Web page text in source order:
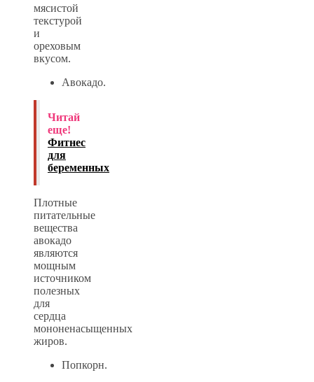
мясистой
текстурой
и
ореховым
вкусом.
Авокадо.
Читай
еще!
Фитнес
для
беременных
Плотные
питательные
вещества
авокадо
являются
мощным
источником
полезных
для
сердца
мононенасыщенных
жиров.
Попкорн.